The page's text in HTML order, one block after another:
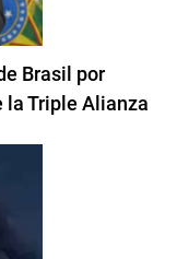
Brasil por
la Triple Alianza